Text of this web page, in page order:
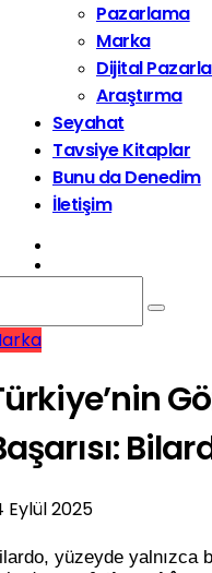
Pazarlama
Marka
Dijital
Araştırma
Seyahat
Tavsiye Kitaplar
Bunu da Denedim
İletişim
Eylül 2025
yüzeyde yalnızca